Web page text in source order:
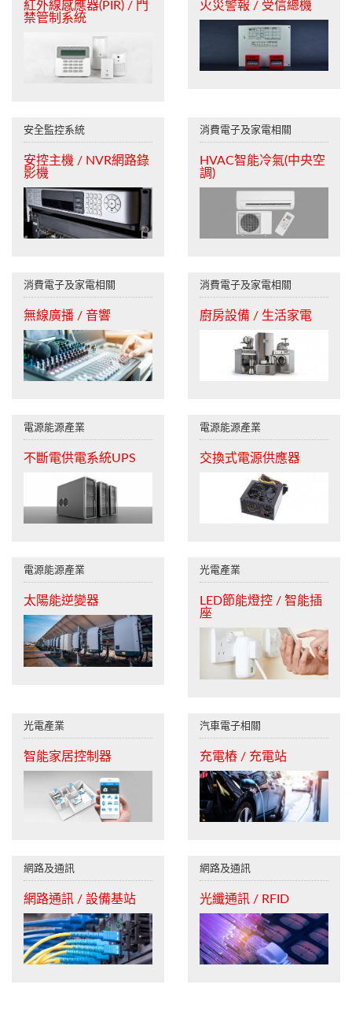
紅外線感應器(PIR) / 門
禁管制系統
火災警報 / 受信總機
安全監控系統
安控主機 / NVR網路錄
影機
消費電子及家電相關
HVAC智能冷氣(中央空
調)
消費電子及家電相關
無線廣播 / 音響
消費電子及家電相關
廚房設備 / 生活家電
電源能源產業
不斷電供電系統UPS
電源能源產業
交換式電源供應器
電源能源產業
太陽能逆變器
光電產業
LED節能燈控 / 智能插
座
光電產業
智能家居控制器
汽車電子相關
充電樁 / 充電站
網路及通訊
網路通訊 / 設備基站
網路及通訊
光纖通訊 / RFID